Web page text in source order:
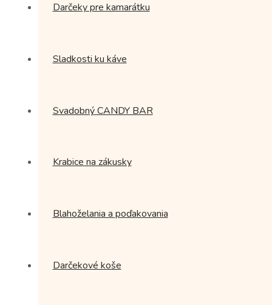
Darčeky pre kamarátku
Sladkosti ku káve
Svadobný CANDY BAR
Krabice na zákusky
Blahoželania a poďakovania
Darčekové koše